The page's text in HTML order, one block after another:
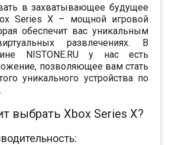
в захватывающее будущее
Series X – мощной игровой
обеспечит вас уникальным
развлечениях. В
NISTONE.RU у нас есть
позволяющее вам стать
уникального устройства по
выбрать Xbox Series X?